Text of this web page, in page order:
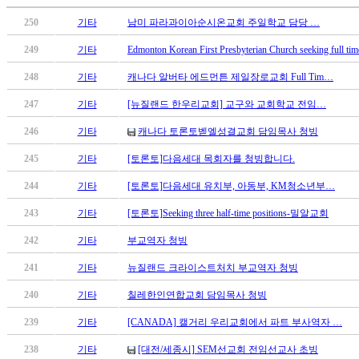
료
임
절
뉴
제
이
무
250 기타 남미 파라과이아순시온교회 주일학교 담당 …
249 기타 Edmonton Korean First Presbyterian Church seeking full
248 기타 캐나다 알버타 에드먼튼 제일장로교회 Full Tim…
247 기타 [뉴질랜드 한우리교회] 교구와 교회학교 전임…
246 기타 캐나다 토론토벧엘성결교회 담임목사 청빙
245 기타 [토론토]다음세대 목회자를 청빙합니다.
244 기타 [토론토]다음세대 유치부, 아동부, KM청소년부…
243 기타 [토론토]Seeking three half-time positions-밀알교회
242 기타 부교역자 청빙
241 기타 뉴질랜드 크라이스트처치 부교역자 청빙
240 기타 칠레한인연합교회 담임목사 청빙
239 기타 [CANADA] 캘거리 우리교회에서 파트 부사역자 …
238 기타 [대전/세종시] SEM선교회 전임선교사 초빙